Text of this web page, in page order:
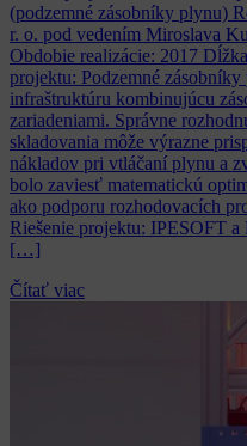
(podzemné zásobníky plynu)
r. o. pod vedením Miroslava
Obdobie realizácie: 2017
projektu: Podzemné
infraštruktúru kombinujúcu
zariadeniami. Správne
skladovania môže výrazne
nákladov pri vtláčaní plynu a
bolo zaviesť matematickú
ako podporu rozhodovacích
Riešenie projektu: IPESOFT
[…]
Čítať viac